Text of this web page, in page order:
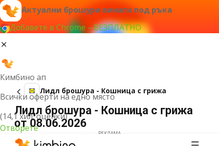
Актуални брошури винаги под ръка
Добавете в Chrome – БЕЗПЛАТНО
Кимбино ап
Всички оферти на едно място
(14,1 хил. оценки)
Отворете
Лидл брошура - Кошница с грижа
Лидл брошура - Кошница с грижа
от 08.06.2026
РЕКЛАМА